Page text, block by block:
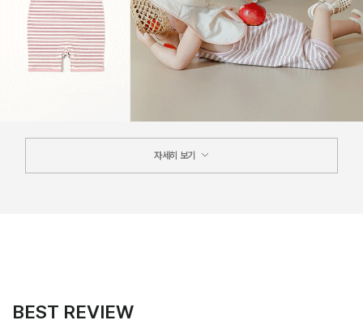
자세히 보기
BEST REVIEW